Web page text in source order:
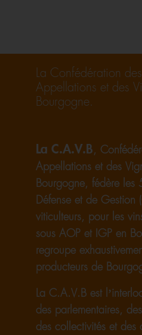
La Confédération des
Appellations et des
Bourgogne.
La C.A.V.B,
Appellations et des
Bourgogne, fédère les
Défense et de Gestion
viticulteurs, pour les
sous AOP et IGP en
regroupe
producteurs de
La C.A.V.B est
des parlementaires,
des collectivités et des